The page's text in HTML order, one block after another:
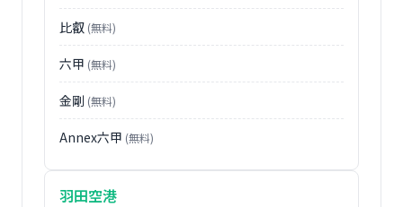
比叡 (無料)
六甲 (無料)
金剛 (無料)
Annex六甲 (無料)
羽田空港